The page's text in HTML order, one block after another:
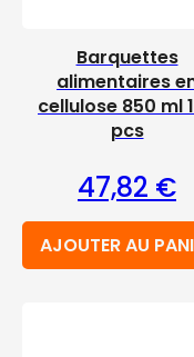
Barquettes
alimentaires
cellulose 850 ml
pcs
47,82 €
AJOUTER AU